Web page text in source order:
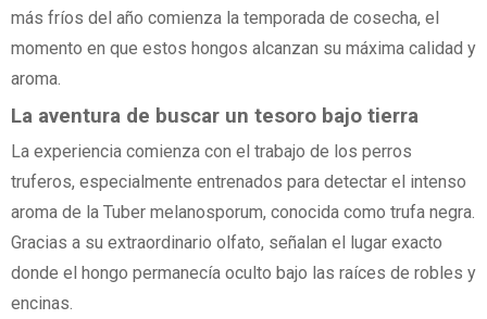
más fríos del año comienza la temporada de cosecha, el
momento en que estos hongos alcanzan su máxima calidad y
aroma.
La aventura de buscar un tesoro bajo tierra
La experiencia comienza con el trabajo de los perros
truferos, especialmente entrenados para detectar el intenso
aroma de la Tuber melanosporum, conocida como trufa negra.
Gracias a su extraordinario olfato, señalan el lugar exacto
donde el hongo permanecía oculto bajo las raíces de robles y
encinas.